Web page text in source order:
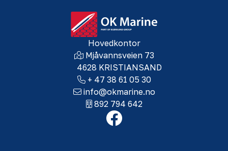
Hovedkontor
Mjåvannsveien 73
4628 KRISTIANSAND
+ 47 38 61 05 30
info@okmarine.no
892 794 642